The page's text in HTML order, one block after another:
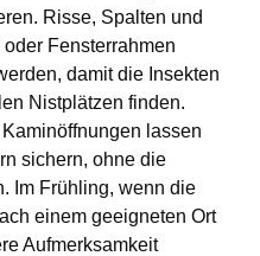
Risse, Spalten und
Fensterrahmen
damit die Insekten
Nistplätzen finden.
lassen
sichern, ohne die
Im Frühling, wenn die
einem geeigneten Ort
Aufmerksamkeit